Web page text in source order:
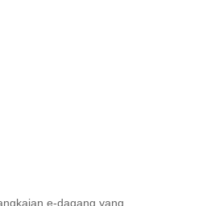
e-dagang yang